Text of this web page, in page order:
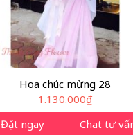
Hoa chúc mừng 28
1.130.000₫
Đặt ngay
Chat tư